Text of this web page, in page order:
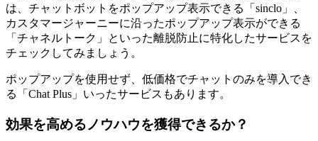
は、チャットボットをポップアップ表示できる「sinclo」、
カスタマージャーニーに沿ったポップアップ表示ができる
「チャネルトーク」といった離脱防止に特化したサービスを
チェックしてみましょう。
ポップアップを使用せず、低価格でチャットのみを導入でき
る「Chat Plus」いったサービスもあります。
効果を高めるノウハウを獲得できるか？